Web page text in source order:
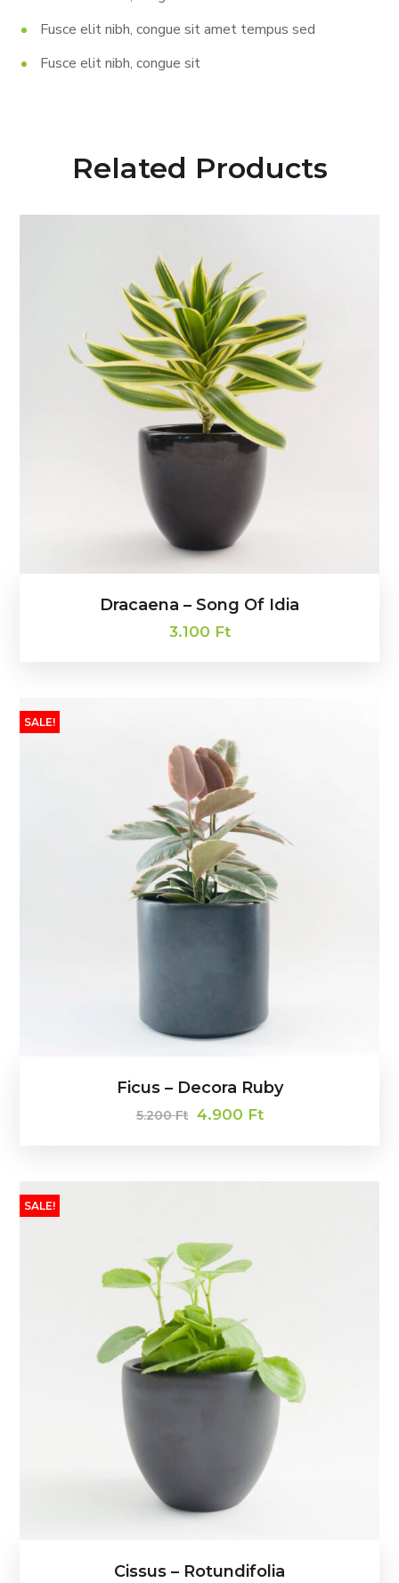
Fusce elit nibh, congue sit amet tempus sed
Fusce elit nibh, congue sit
Related Products
Dracaena – Song Of Idia
3.100 Ft
SALE!
Ficus – Decora Ruby
5.200Ft 4.900 Ft
SALE!
Cissus – Rotundifolia